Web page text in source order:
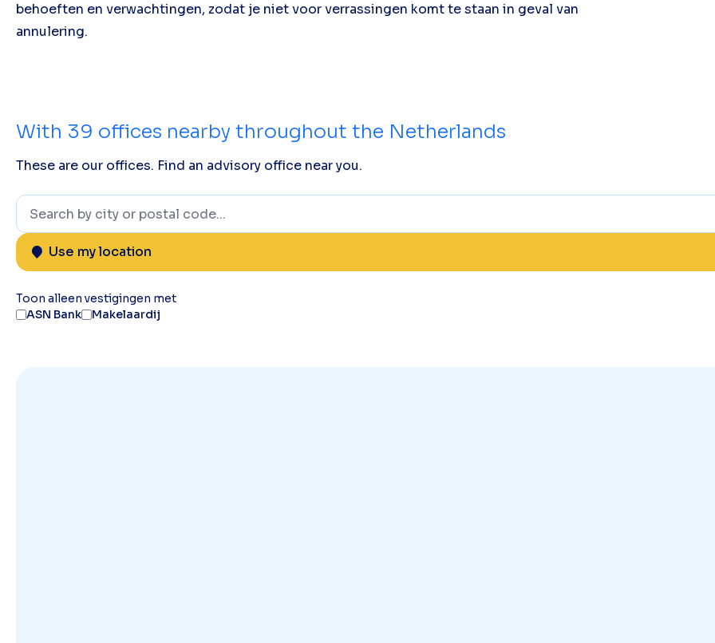
behoeften en verwachtingen, zodat je niet voor verrassingen komt te staan in geval van
annulering.
With 39 offices nearby throughout the Netherlands
These are our offices. Find an advisory office near you.
Use my location
Toon alleen vestigingen met
ASN Bank
Makelaardij